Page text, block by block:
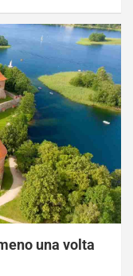
una volta